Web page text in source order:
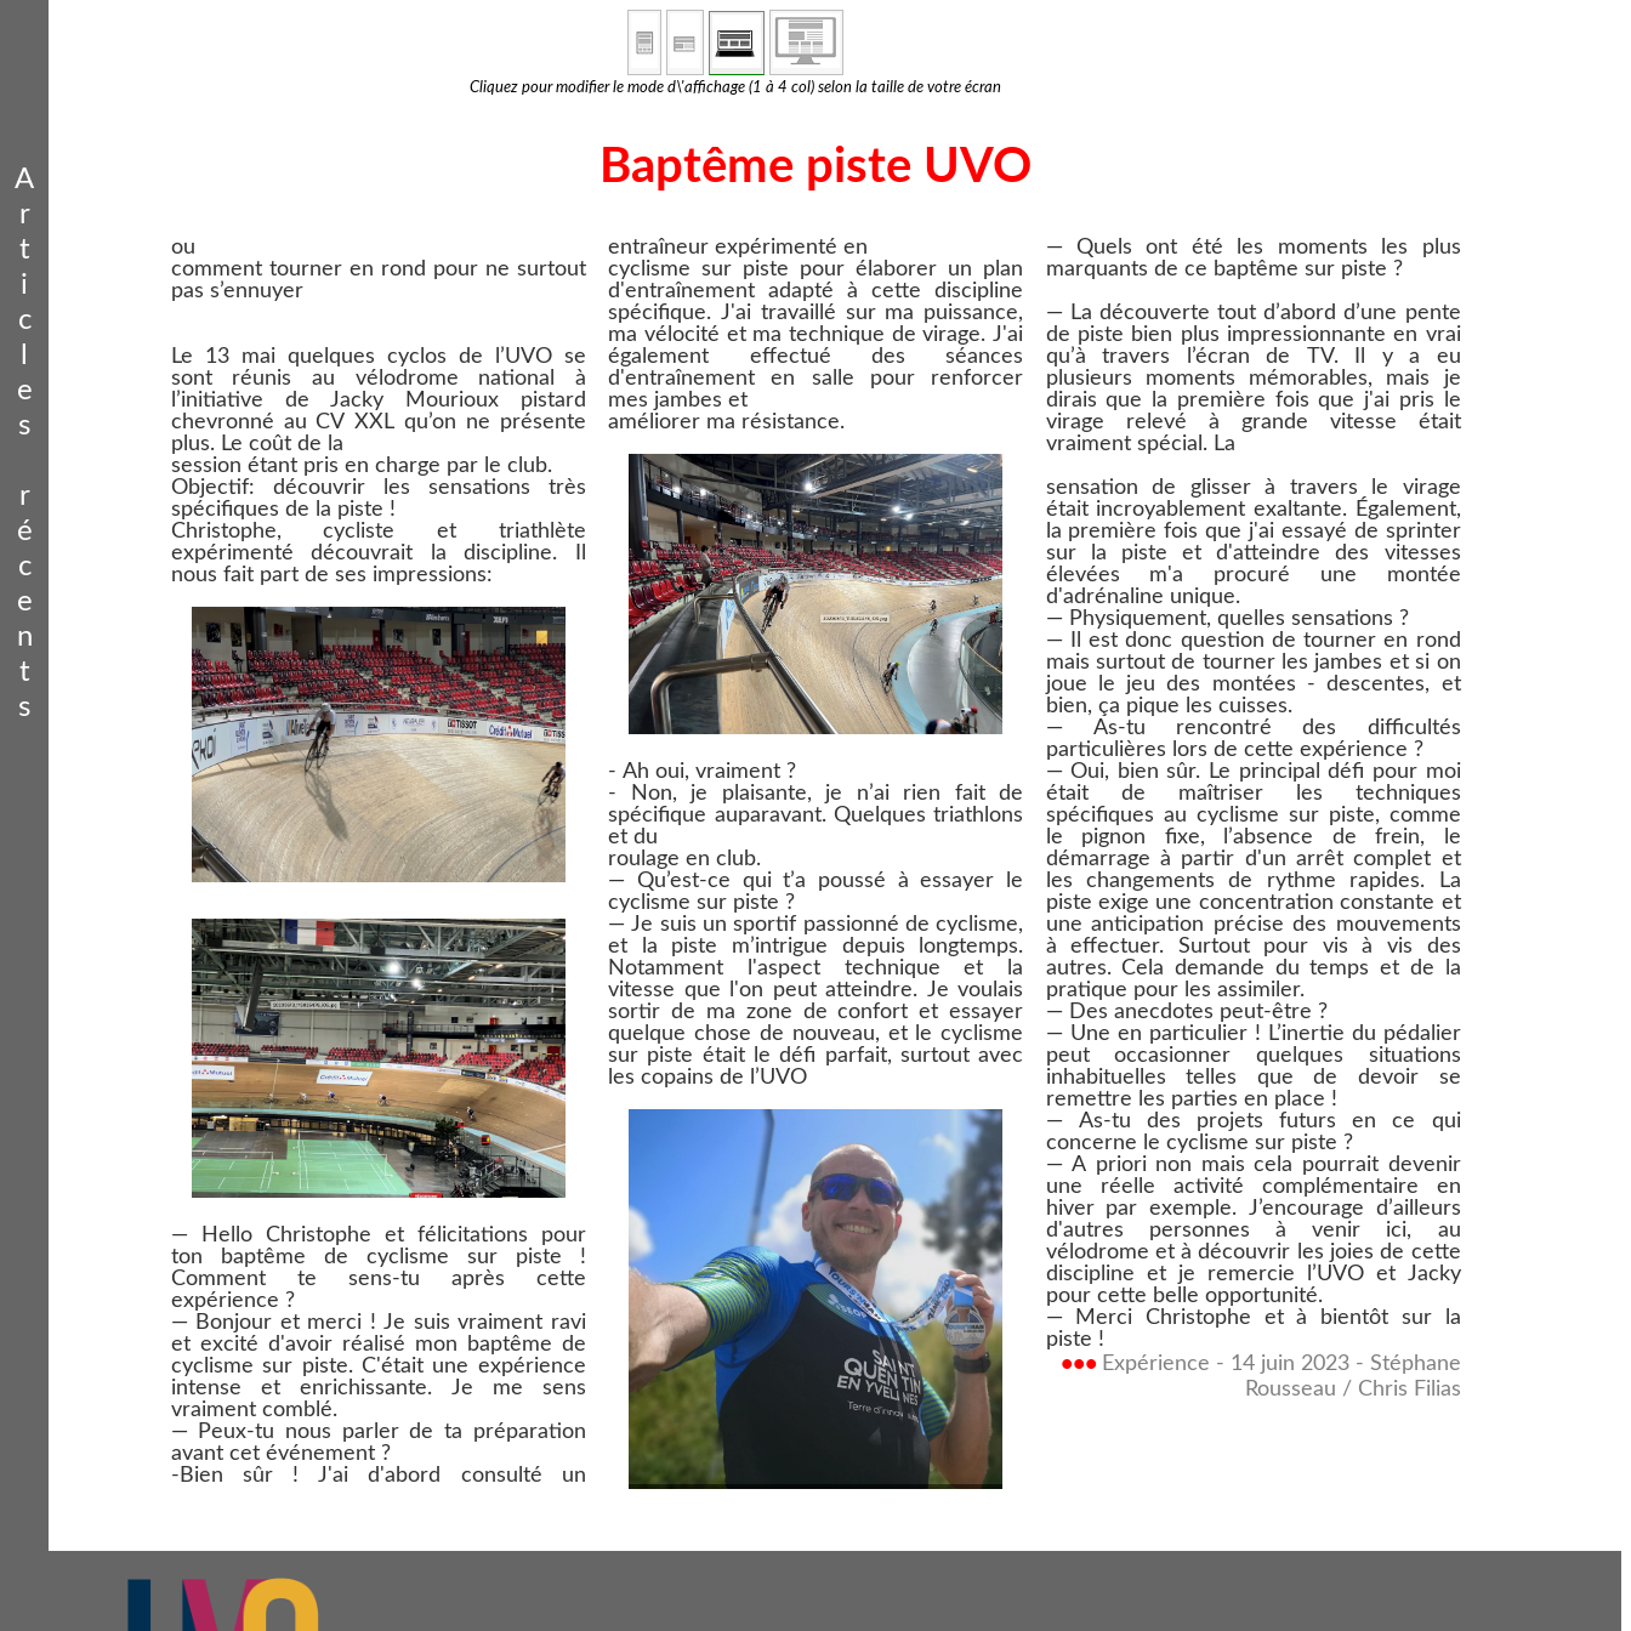
A
r
t
i
c
e
s
r
é
c
e
n
t
s
Cliquez pour modifier le mode d\'affichage (1 à 4 col) selon la taille de votre écran
Baptême piste UVO
ou
comment tourner en rond pour ne surtout
pas s’ennuyer
Le 13 mai quelques cyclos de l’UVO se
sont réunis au vélodrome national à
l’initiative de Jacky Mourioux pistard
chevronné au CV XXL qu’on ne présente
plus. Le coût de la
session étant pris en charge par le club.
Objectif: découvrir les sensations très
spécifiques de la piste !
Christophe, cycliste et triathlète
expérimenté découvrait la discipline. Il
nous fait part de ses impressions:
— Hello Christophe et félicitations pour
ton baptême de cyclisme sur piste !
Comment te sens-tu après cette
expérience ?
— Bonjour et merci ! Je suis vraiment ravi
et excité d'avoir réalisé mon baptême de
cyclisme sur piste. C'était une expérience
intense et enrichissante. Je me sens
vraiment comblé.
— Peux-tu nous parler de ta préparation
avant cet événement ?
-Bien sûr ! J'ai d'abord consulté un
entraîneur expérimenté en
cyclisme sur piste pour élaborer un plan
d'entraînement adapté à cette discipline
spécifique. J'ai travaillé sur ma puissance,
ma vélocité et ma technique de virage. J'ai
également effectué des séances
d'entraînement en salle pour renforcer
mes jambes et
améliorer ma résistance.
- Ah oui, vraiment ?
- Non, je plaisante, je n’ai rien fait de
spécifique auparavant. Quelques triathlons
et du
roulage en club.
— Qu’est-ce qui t’a poussé à essayer le
cyclisme sur piste ?
— Je suis un sportif passionné de cyclisme,
et la piste m’intrigue depuis longtemps.
Notamment l'aspect technique et la
vitesse que l'on peut atteindre. Je voulais
sortir de ma zone de confort et essayer
quelque chose de nouveau, et le cyclisme
sur piste était le défi parfait, surtout avec
les copains de l’UVO
— Quels ont été les moments les plus
marquants de ce baptême sur piste ?
— La découverte tout d’abord d’une pente
de piste bien plus impressionnante en vrai
qu’à travers l’écran de TV. Il y a eu
plusieurs moments mémorables, mais je
dirais que la première fois que j'ai pris le
virage relevé à grande vitesse était
vraiment spécial. La
sensation de glisser à travers le virage
était incroyablement exaltante. Également,
la première fois que j'ai essayé de sprinter
sur la piste et d'atteindre des vitesses
élevées m'a procuré une montée
d'adrénaline unique.
— Physiquement, quelles sensations ?
— Il est donc question de tourner en rond
mais surtout de tourner les jambes et si on
joue le jeu des montées - descentes, et
bien, ça pique les cuisses.
— As-tu rencontré des diﬃcultés
particulières lors de cette expérience ?
— Oui, bien sûr. Le principal défi pour moi
était de maîtriser les techniques
spécifiques au cyclisme sur piste, comme
le pignon fixe, l’absence de frein, le
démarrage à partir d'un arrêt complet et
les changements de rythme rapides. La
piste exige une concentration constante et
une anticipation précise des mouvements
à effectuer. Surtout pour vis à vis des
autres. Cela demande du temps et de la
pratique pour les assimiler.
— Des anecdotes peut-être ?
— Une en particulier ! L’inertie du pédalier
peut occasionner quelques situations
inhabituelles telles que de devoir se
remettre les parties en place !
— As-tu des projets futurs en ce qui
concerne le cyclisme sur piste ?
— A priori non mais cela pourrait devenir
une réelle activité complémentaire en
hiver par exemple. J’encourage d’ailleurs
d'autres personnes à venir ici, au
vélodrome et à découvrir les joies de cette
discipline et je remercie l’UVO et Jacky
pour cette belle opportunité.
— Merci Christophe et à bientôt sur la
piste !
••• Expérience - 14 juin 2023 - Stéphane
Rousseau / Chris Filias